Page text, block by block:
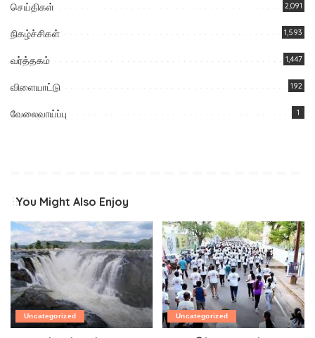
செய்திகள் 2,091
நிகழ்ச்சிகள் 1,593
வர்த்தகம் 1,447
விளையாட்டு 192
வேலைவாய்ப்பு 1
You Might Also Enjoy
Uncategorized Uncategorized